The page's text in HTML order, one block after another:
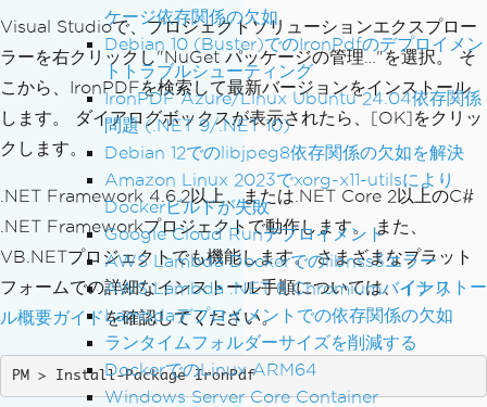
ケージ依存関係の欠如
Debian 10 (Buster)でのIronPdfのデプロイメン
トトラブルシューティング
IronPDF Azure/Linux Ubuntu 24.04依存関係
問題 (.NET 9/.NET 10)
Debian 12でのlibjpeg8依存関係の欠如を解決
Amazon Linux 2023でxorg-x11-utilsにより
Dockerビルドが失敗
Google Cloud Runデプロイメント
AWS Lambda Dockerでのlibnss3エラー
AWS Lambda .NET 8 Chromiumバイナリ
Lambdaデプロイメントでの依存関係の欠如
ランタイムフォルダーサイズを削減する
DockerでのLinux ARM64
Windows Server Core Container
Visual Studioで、プロジェクトソリューションエクスプロー
ラーを右クリックし"NuGet パッケージの管理…"を選択。 そ
こから、IronPDFを検索して最新バージョンをインストール
します。 ダイアログボックスが表示されたら、[OK]をクリッ
クします。
.NET Framework 4.6.2以上、または.NET Core 2以上のC#
.NET Frameworkプロジェクトで動作します。 また、
VB.NETプロジェクトでも機能します。 さまざまなプラット
フォームでの詳細なインストール手順については、インストー
ル概要ガイドを確認してください。
Install-Package IronPdf